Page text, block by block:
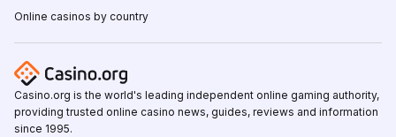
Online casinos by country
Casino.org is the world's leading independent online gaming authority,
providing trusted online casino news, guides, reviews and information
since 1995.